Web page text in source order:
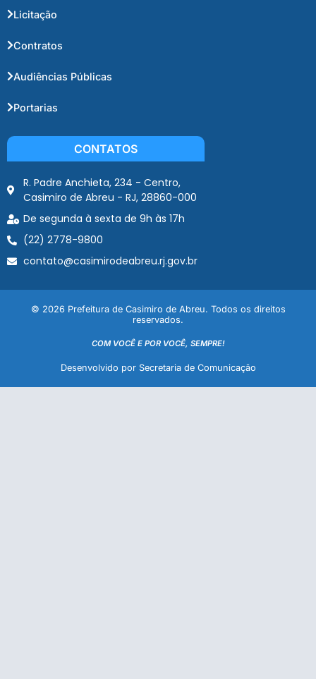
Licitação
Contratos
Audiências Públicas
Portarias
CONTATOS
R. Padre Anchieta, 234 - Centro,
Casimiro de Abreu - RJ, 28860-000
De segunda à sexta de 9h às 17h
(22) 2778-9800
contato@casimirodeabreu.rj.gov.br
© 2026 Prefeitura de Casimiro de Abreu. Todos os direitos
reservados.
COM VOCÊ E POR VOCÊ, SEMPRE!
Desenvolvido por Secretaria de Comunicação